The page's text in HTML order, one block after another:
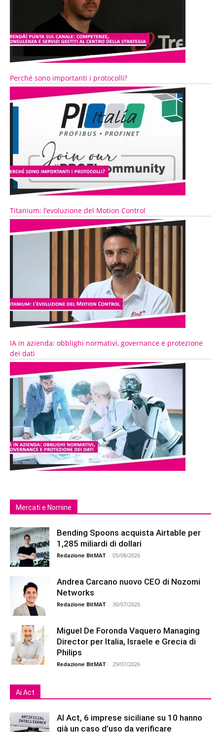
Perché sono importanti i protocolli?
Titanium: l’evoluzione del Motion Control
IA in azienda: obblighi normativi, governance e protezione
dei dati
Mercati e Nomine
Bending Spoons acquista Airtable per
1,285 miliardi di dollari
Redazione BitMAT - 05/08/2026
Andrea Carcano nuovo CEO di Nozomi
Networks
Redazione BitMAT - 30/07/2026
Miguel De Foronda Vaquero Managing
Director per Italia, Israele e Grecia di
Philips
Redazione BitMAT - 29/07/2026
Ai Act
AI Act, 6 imprese siciliane su 10 hanno
già un caso d’uso da verificare